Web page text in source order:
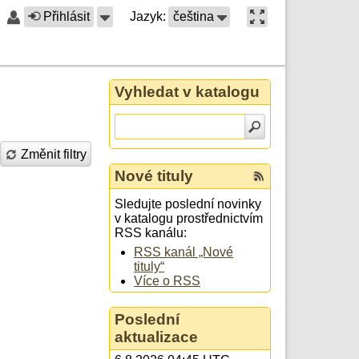
Přihlásit Jazyk: čeština
Změnit filtry
Vyhledat v katalogu
Nové tituly
Sledujte poslední novinky
v katalogu prostřednictvím
RSS kanálu:
RSS kanál „Nové
tituly“
Více o RSS
Poslední
aktualizace